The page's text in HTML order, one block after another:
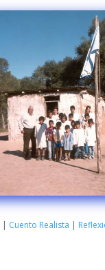
| Cuento Realista |